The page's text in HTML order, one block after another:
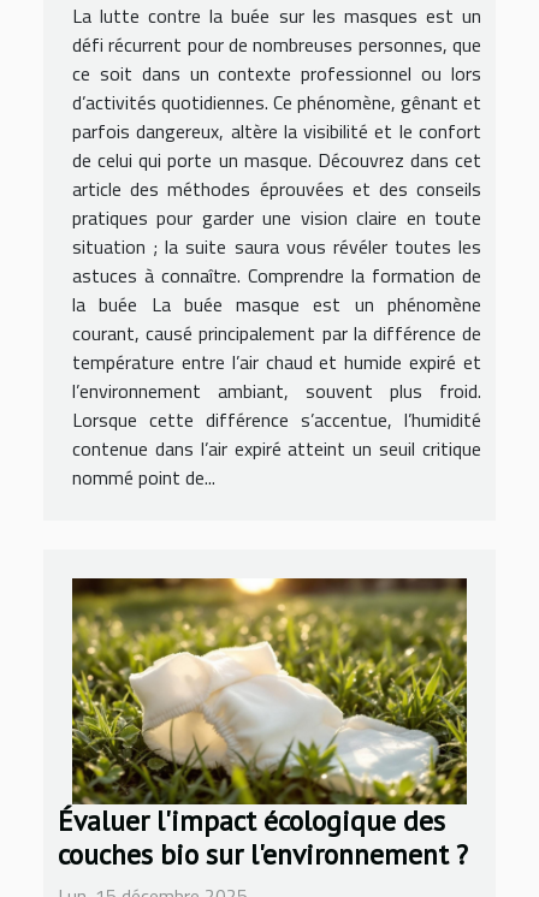
La lutte contre la buée sur les masques est un
défi récurrent pour de nombreuses personnes, que
ce soit dans un contexte professionnel ou lors
d’activités quotidiennes. Ce phénomène, gênant et
parfois dangereux, altère la visibilité et le confort
de celui qui porte un masque. Découvrez dans cet
article des méthodes éprouvées et des conseils
pratiques pour garder une vision claire en toute
situation ; la suite saura vous révéler toutes les
astuces à connaître. Comprendre la formation de
la buée La buée masque est un phénomène
courant, causé principalement par la différence de
température entre l’air chaud et humide expiré et
l’environnement ambiant, souvent plus froid.
Lorsque cette différence s’accentue, l’humidité
contenue dans l’air expiré atteint un seuil critique
nommé point de...
Évaluer l'impact écologique des
couches bio sur l'environnement ?